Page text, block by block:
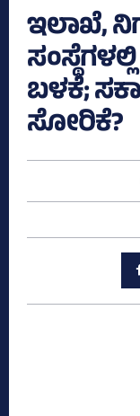
ಇಲಾಖೆ,
ಬಳಕೆ;
ಸೋರಿಕೆ?